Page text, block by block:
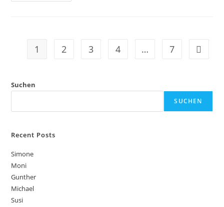
1 2 3 4 … 7
Suchen
SUCHEN
Recent Posts
Simone
Moni
Gunther
Michael
Susi